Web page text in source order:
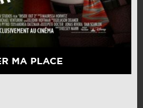
MA PLACE